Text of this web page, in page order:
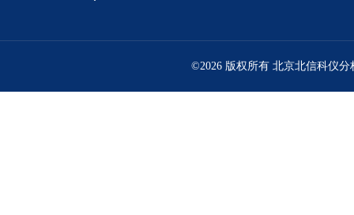
©2026 版权所有 北京北信科仪